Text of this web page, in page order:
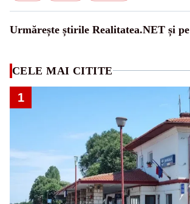
Urmărește știrile Realitatea.NET și pe
CELE MAI CITITE
1